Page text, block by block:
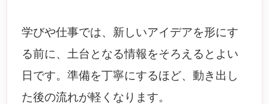
学びや仕事では、新しいアイデアを形にす
る前に、土台となる情報をそろえるとよい
日です。準備を丁寧にするほど、動き出し
た後の流れが軽くなります。